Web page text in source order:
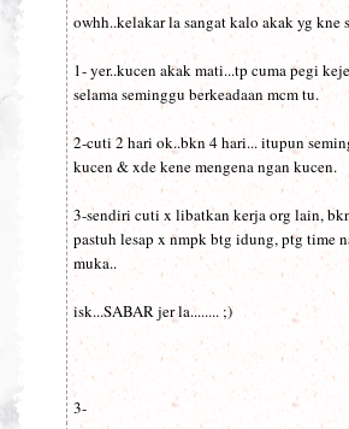
owhh..kelakar la sangat kalo akak yg kne
1- yer..kucen akak mati...tp cuma pegi
selama seminggu berkeadaan mcm tu.
2-cuti 2 hari ok..bkn 4 hari... itupun
kucen & xde kene mengena ngan kucen.
3-sendiri cuti x libatkan kerja org lain,
pastuh lesap x nmpk btg idung, ptg time
muka..
isk...SABAR jer la........ ;)
3-